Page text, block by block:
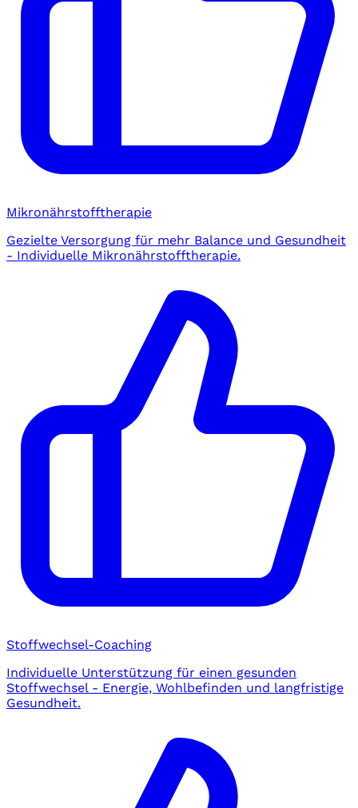
Mikronährstofftherapie
Gezielte Versorgung für mehr Balance und Gesundheit
- Individuelle Mikronährstofftherapie.
Stoffwechsel-Coaching
Individuelle Unterstützung für einen gesunden
Stoffwechsel - Energie, Wohlbefinden und langfristige
Gesundheit.